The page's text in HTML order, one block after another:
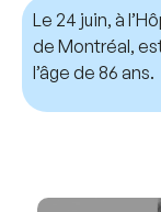
Le 24 juin, à
de Montréal,
l’âge de 86 ans.